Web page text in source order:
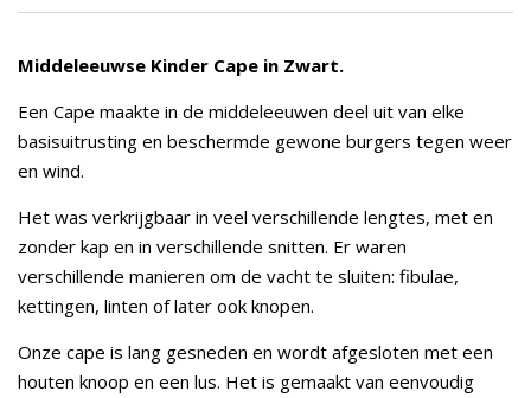
Middeleeuwse Kinder Cape in Zwart.
Een Cape maakte in de middeleeuwen deel uit van elke
basisuitrusting en beschermde gewone burgers tegen weer
en wind.
Het was verkrijgbaar in veel verschillende lengtes, met en
zonder kap en in verschillende snitten. Er waren
verschillende manieren om de vacht te sluiten: fibulae,
kettingen, linten of later ook knopen.
Onze cape is lang gesneden en wordt afgesloten met een
houten knoop en een lus. Het is gemaakt van eenvoudig